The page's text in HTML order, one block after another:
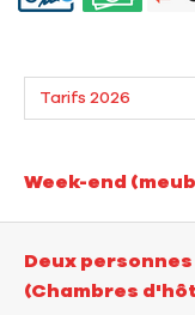
Week-end
Deux personnes
(Chambres